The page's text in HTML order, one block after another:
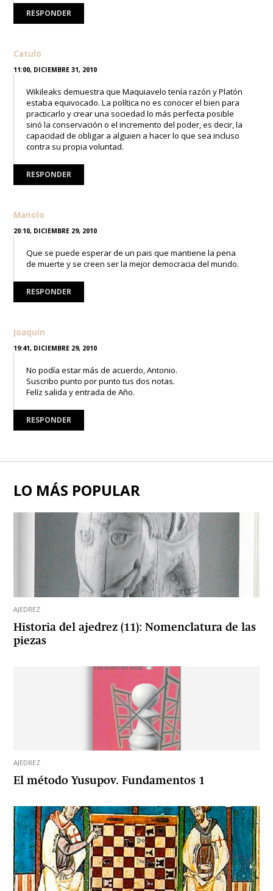
RESPONDER
Catulo
11:00, DICIEMBRE 31, 2010
Wikileaks demuestra que Maquiavelo tenía razón y Platón
estaba equivocado. La política no es conocer el bien para
practicarlo y crear una sociedad lo más perfecta posible
sinó la conservación o el incremento del poder, es decir, la
capacidad de obligar a alguien a hacer lo que sea incluso
contra su propia voluntad.
RESPONDER
Manolo
20:10, DICIEMBRE 29, 2010
Que se puede esperar de un pais que mantiene la pena
de muerte y se creen ser la mejor democracia del mundo.
RESPONDER
Joaquín
19:41, DICIEMBRE 29, 2010
No podía estar más de acuerdo, Antonio.
Suscribo punto por punto tus dos notas.
Felíz salida y entrada de Año.
RESPONDER
LO MÁS POPULAR
AJEDREZ
Historia del ajedrez (11): Nomenclatura de las
piezas
AJEDREZ
El método Yusupov. Fundamentos 1